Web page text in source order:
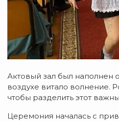
Актовый зал был наполнен
воздухе витало волнение.
чтобы разделить этот
Церемония началась с